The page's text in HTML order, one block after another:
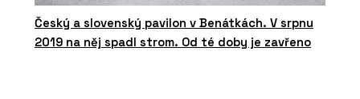
Český a slovenský pavilon v Benátkách. V srpnu
2019 na něj spadl strom. Od té doby je zavřeno